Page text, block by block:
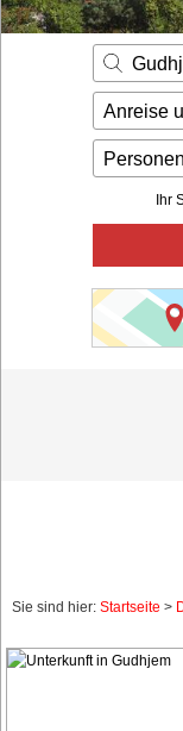
Login
Anreise
Personen
Ihr
Sie sind hier: Startseite >